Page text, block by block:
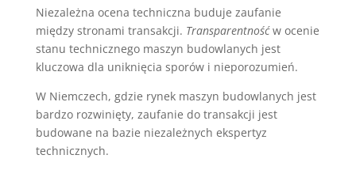
Niezależna ocena techniczna buduje zaufanie
między stronami transakcji. Transparentnośćw ocenie
stanu technicznego maszyn budowlanych jest
kluczowa dla uniknięcia sporów i nieporozumień.
W Niemczech, gdzie rynek maszyn budowlanych jest
bardzo rozwinięty, zaufanie do transakcji jest
budowane na bazie niezależnych ekspertyz
technicznych.